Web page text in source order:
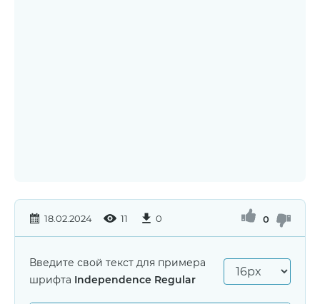
18.02.2024 11 0 0
Введите свой текст для примера
шрифта Independence Regular